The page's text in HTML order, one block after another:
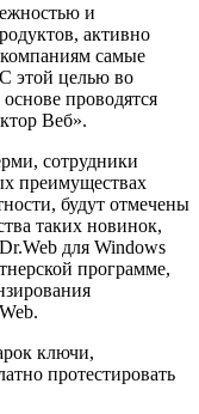
и
активно
компаниям самые
этой целью во
проводятся
Веб».
сотрудники
преимуществах
будут отмечены
таких новинок,
для Windows
программе,
ключи,
протестировать